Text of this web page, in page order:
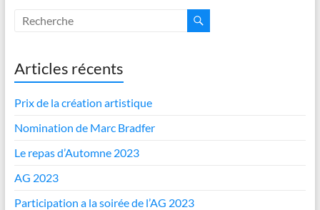
Articles récents
Prix de la création artistique
Nomination de Marc Bradfer
Le repas d’Automne 2023
AG 2023
Participation a la soirée de l’AG 2023